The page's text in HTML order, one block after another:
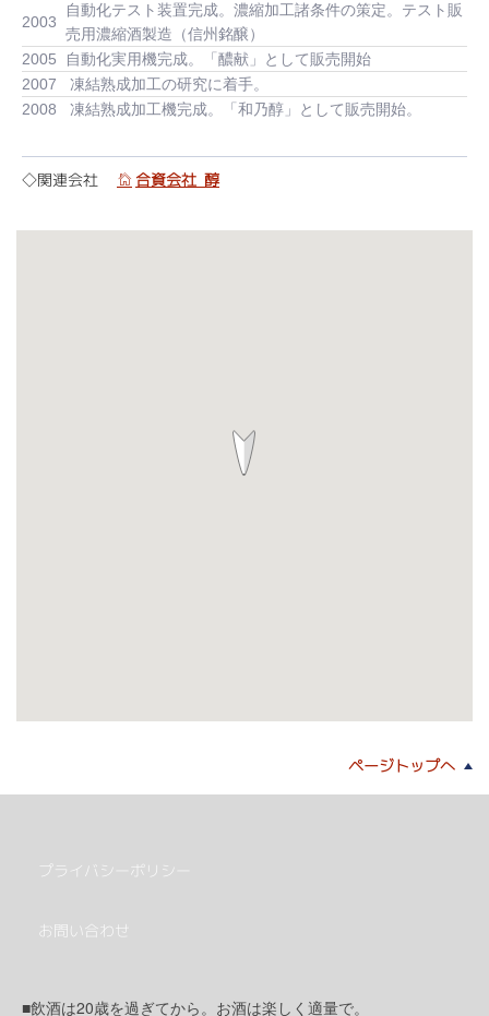
2003
自動化テスト装置完成。濃縮加工諸条件の策定。テスト販
売用濃縮酒製造（信州銘醸）
2005
自動化実用機完成。「醲献」として販売開始
2007
凍結熟成加工の研究に着手。
2008
凍結熟成加工機完成。「和乃醇」として販売開始。
◇関連会社 合資会社 醇
ページトップへ
プライバシーポリシー
お問い合わせ
■飲酒は20歳を過ぎてから。お酒は楽しく適量で。